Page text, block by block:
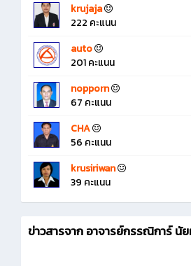
krujaja
222 คะแนน
auto
201 คะแนน
nopporn
67 คะแนน
CHA
56 คะแนน
krusiriwan
39 คะแนน
ข่าวสารจาก อาจารย์กรรณิการ์ นั